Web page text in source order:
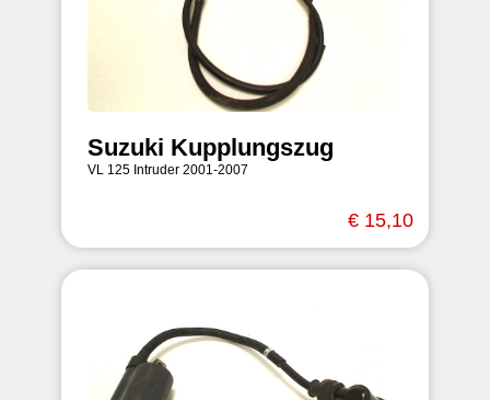
Suzuki Kupplungszug
VL 125 Intruder 2001-2007
€ 15,10